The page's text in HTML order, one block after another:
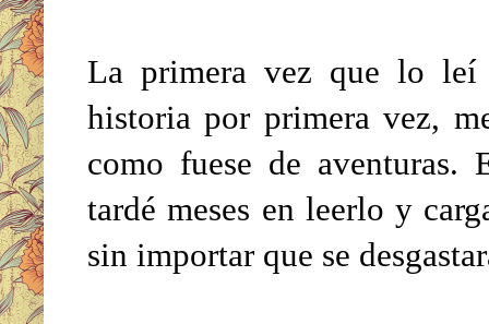
La primera vez que lo leí
historia por primera vez,
como fuese de
tardé meses en leerlo y
sin importar que se